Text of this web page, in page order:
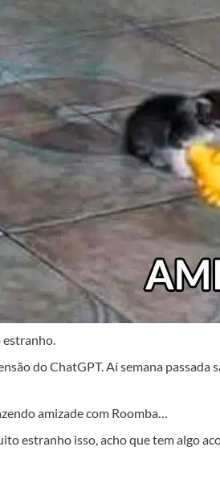
estranho.
do ChatGPT. Aí semana
amizade com Roomba…
estranho isso, acho que tem algo